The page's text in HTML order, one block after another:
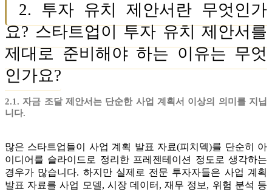
2. 투자 유치 제안서란 무엇인가
요? 스타트업이 투자 유치 제안서를
제대로 준비해야 하는 이유는 무엇
인가요?
2.1. 자금 조달 제안서는 단순한 사업 계획서 이상의 의미를 지닙
니다.
많은 스타트업들이 사업 계획 발표 자료(피치덱)를 단순히 아
이디어를 슬라이드로 정리한 프레젠테이션 정도로 생각하는
경우가 많습니다. 하지만 실제로 전문 투자자들은 사업 계획
발표 자료를 사업 모델, 시장 데이터, 재무 정보, 위험 분석 등